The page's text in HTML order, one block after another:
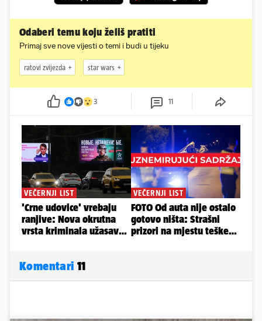
Odaberi temu koju želiš pratiti
Primaj sve nove vijesti o temi i budi u tijeku
ratovi zvijezda star wars
3 11
Komentari 11